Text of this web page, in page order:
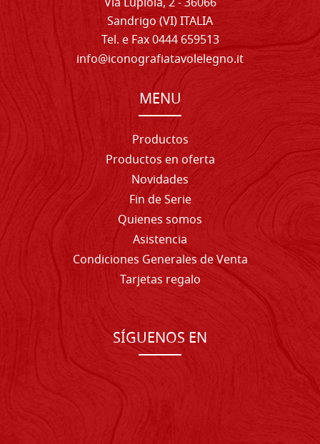
Sandrigo (VI) ITALIA
Tel. e Fax 0444 659513
info@iconografiatavolelegno.it
MENU
Productos
Productos en oferta
Novidades
Fin de Serie
Quienes somos
Asistencia
Condiciones Generales de Venta
Tarjetas regalo
SÍGUENOS EN